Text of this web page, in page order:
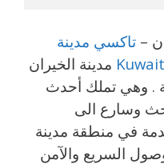
– تاكسي مدينة
مدينة الخيران
مدار 24 ساعة . وهي تملك أحدث
وسارع الى
في منطقة مدينة
السريع والآمن